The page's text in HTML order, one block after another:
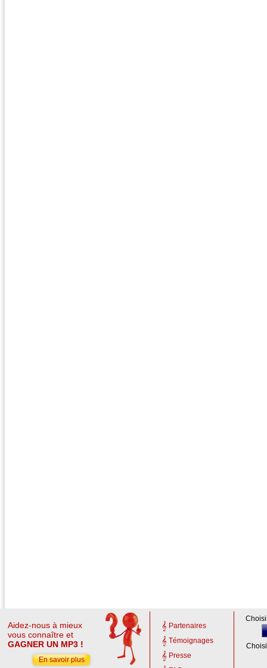
Aidez-nous à mieux
vous connaître et
GAGNER UN MP3 !
En savoir plus
Partenaires
Témoignages
Presse